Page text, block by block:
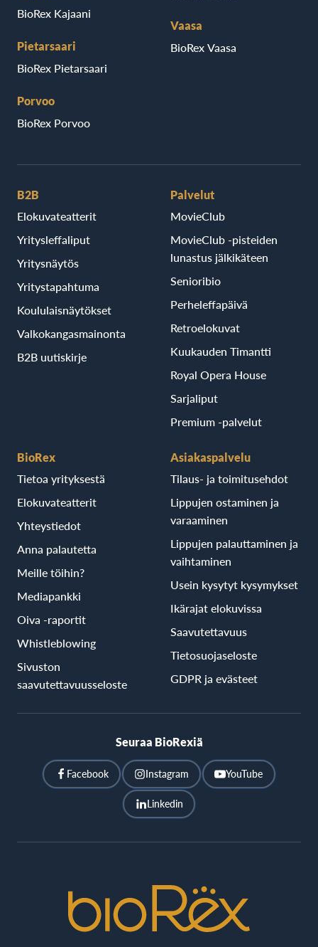
BioRex Kajaani
Pietarsaari
BioRex Pietarsaari
Porvoo
BioRex Porvoo
Vaasa
BioRex Vaasa
B2B
Elokuvateatterit
Yritysleffaliput
Yritysnäytös
Yritystapahtuma
Koululaisnäytökset
Valkokangasmainonta
B2B uutiskirje
Palvelut
MovieClub
MovieClub -pisteiden
lunastus jälkikäteen
Senioribio
Perheleffapäivä
Retroelokuvat
Kuukauden Timantti
Royal Opera House
Sarjaliput
Premium -palvelut
BioRex
Tietoa yrityksestä
Elokuvateatterit
Yhteystiedot
Anna palautetta
Meille töihin?
Mediapankki
Oiva -raportit
Whistleblowing
Sivuston
saavutettavuusseloste
Asiakaspalvelu
Tilaus- ja toimitusehdot
Lippujen ostaminen ja
varaaminen
Lippujen palauttaminen ja
vaihtaminen
Usein kysytyt kysymykset
Ikärajat elokuvissa
Saavutettavuus
Tietosuojaseloste
GDPR ja evästeet
Seuraa BioRexiä
Facebook Instagram YouTube
Linkedin
Cinemas